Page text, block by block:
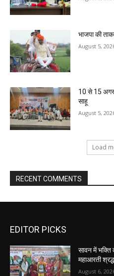
भाजपा की
August 5,
10 से 15
साहू
August 5,
Load
RECENT COMMENTS
EDITOR PICKS
सावन में भक्ति
महाआरती
August 6,